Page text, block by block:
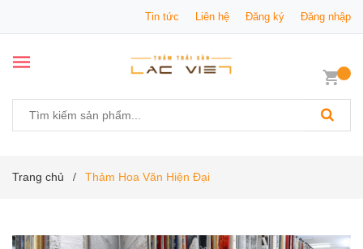
Tin tức Liên hệ Đăng ký Đăng nhập
Trang chủ / Thảm Hoa Văn Hiện Đại